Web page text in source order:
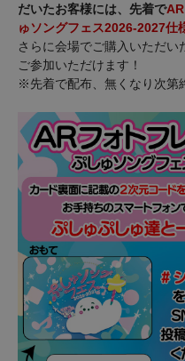
だいたお客様には、先着で
ゅソングフェス2026-2027仕
さらに会場でご購入いただい
ご参加いただけます！
※先着で配布、無くなり次第